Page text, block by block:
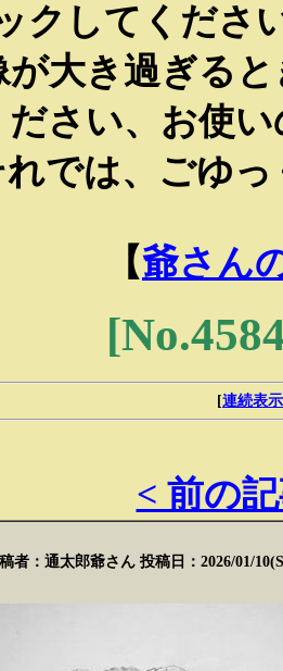
クしてくださ
が大き過ぎる
ださい、お使
れでは、ごゆ
【爺さん
[連続表示
< 前の
者： 通太郎爺さん投稿日：2026/01/